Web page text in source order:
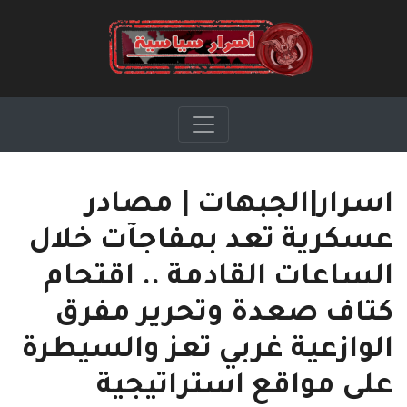
اسرار|الجبهات | مصادر
عسكرية تعد بمفاجآت خلال
الساعات القادمة .. اقتحام
كتاف صعدة وتحرير مفرق
الوازعية غربي تعز والسيطرة
على مواقع استراتيجية